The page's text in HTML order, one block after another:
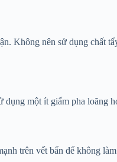
Không nên sử dụng chất
một ít giấm pha
trên vết bẩn để không